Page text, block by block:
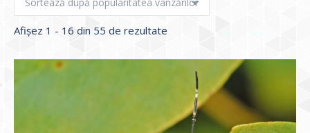
Afișez 1 - 16 din 55 de rezultate
evaluarea
medie